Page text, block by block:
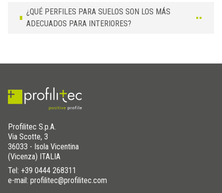
¿QUÉ PERFILES PARA SUELOS SON LOS MÁS
ADECUADOS PARA INTERIORES?
Profilitec S.p.A.
Via Scotte, 3
36033 - Isola Vicentina
(Vicenza) ITALIA
Tel: +39 0444 268311
e-mail: profilitec@profilitec.com